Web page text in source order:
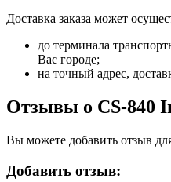
Доставка заказа может
до терминала
Вас городе;
на точный адрес,
Отзывы о CS-840
Вы можете добавить отзыв
Добавить отзыв: